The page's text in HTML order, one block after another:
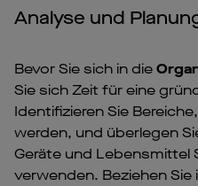
Analyse und
Bevor Sie sich in die
Sie sich Zeit für eine
Identifizieren Sie
werden, und überlegen
Geräte und Lebensmittel
verwenden. Beziehen Sie